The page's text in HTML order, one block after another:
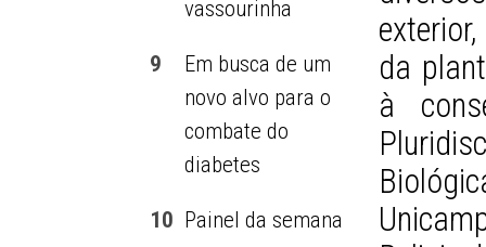
vassourinha
9
Em busca de um
novo alvo para o
combate do
diabetes
10 Painel da semana
da
à